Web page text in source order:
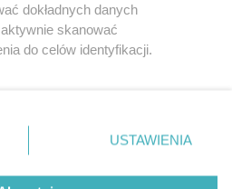
Grupa ZPR Media
dokładnych danych
skanować
do celów identyfikacji.
przycisk ustawień prywatności
rogu strony
nie wymagają zgody
USTAWIENIA